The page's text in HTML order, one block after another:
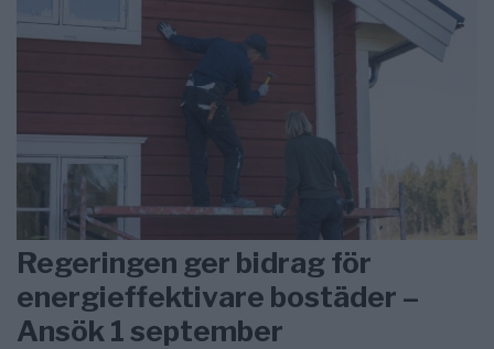
Regeringen ger bidrag för
energieffektivare bostäder –
Ansök 1 september